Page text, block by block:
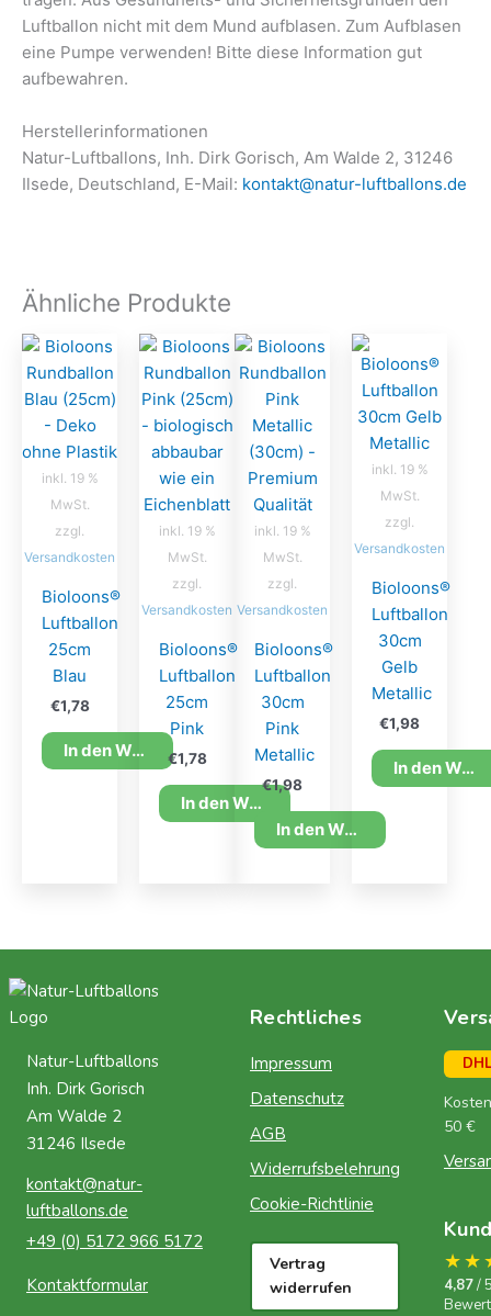
Luftballon nicht mit dem Mund aufblasen. Zum Aufblasen
eine Pumpe verwenden! Bitte diese Information gut
aufbewahren.
Herstellerinformationen
Natur-Luftballons, Inh. Dirk Gorisch, Am Walde 2, 31246
Ilsede, Deutschland, E-Mail: kontakt@natur-luftballons.de
Ähnliche Produkte
inkl. 19 %
MwSt.
zzgl.
Versandkosten
Bioloons®
Luftballon
25cm
Blau
€1,78
In den Warenkorb
inkl. 19 %
MwSt.
zzgl.
Versandkosten
Bioloons®
Luftballon
25cm
Pink
€1,78
In den Warenkorb
inkl. 19 %
MwSt.
zzgl.
Versandkosten
Bioloons®
Luftballon
30cm
Pink
Metallic
€1,98
In den Warenkorb
inkl. 19 %
MwSt.
zzgl.
Versandkosten
Bioloons®
Luftballon
30cm
Gelb
Metallic
€1,98
In den Warenkorb
Natur-Luftballons
Inh. Dirk Gorisch
Am Walde 2
31246 Ilsede
kontakt@natur-
luftballons.de
+49 (0) 5172 966 5172
Kontaktformular
Rechtliches
Impressum
Datenschutz
AGB
Widerrufsbelehrung
Cookie-Richtlinie
Vertrag
widerrufen
DHL
50 €
4,87/